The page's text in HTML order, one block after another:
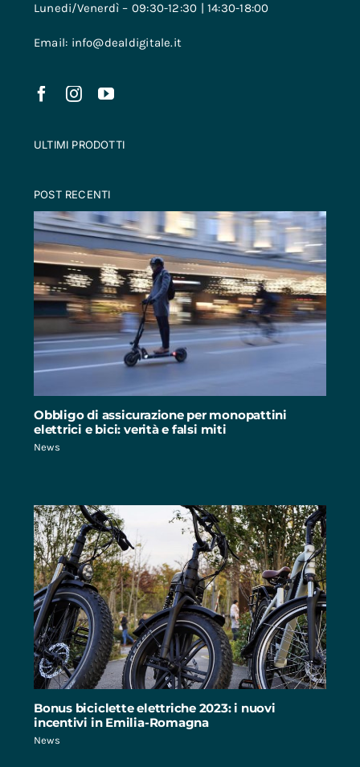
Lunedi/Venerdì – 09:30-12:30 | 14:30-18:00
Email: info@dealdigitale.it
ULTIMI PRODOTTI
POST RECENTI
Obbligo di assicurazione per monopattini
elettrici e bici: verità e falsi miti
News
Bonus biciclette elettriche 2023: i nuovi
incentivi in Emilia-Romagna
News